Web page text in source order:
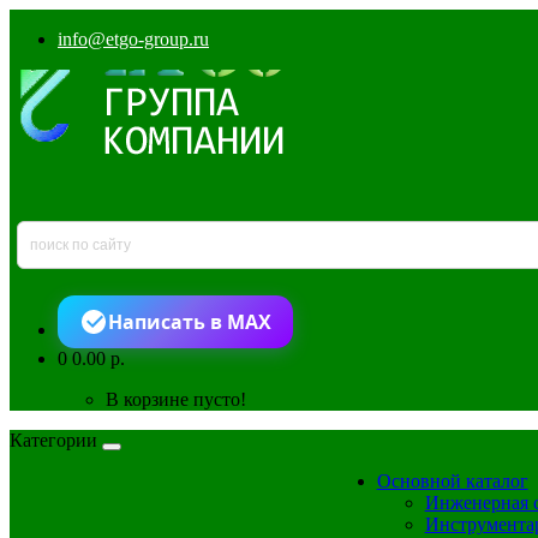
info@etgo-group.ru
Написать в MAX
00.00 р.
В корзине пусто!
Категории
Основной каталог
Инженерная